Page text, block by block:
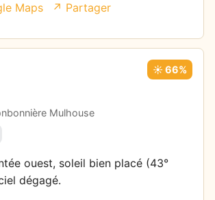
Maps ↗ Partager
Mulhouse
☀️ 66%
ouest, soleil bien placé (43°
dégagé.